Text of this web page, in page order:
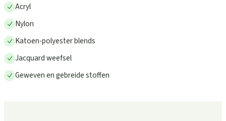
Acryl
Nylon
Katoen-polyester blends
Jacquard weefsel
Geweven en gebreide stoffen